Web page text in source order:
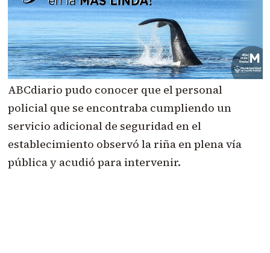
ABCdiario pudo conocer que el personal
policial que se encontraba cumpliendo un
servicio adicional de seguridad en el
establecimiento observó la riña en plena vía
pública y acudió para intervenir.